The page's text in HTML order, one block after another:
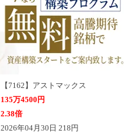
【7162】アストマックス
135万4500円
2.38倍
2026年04月30日 218円